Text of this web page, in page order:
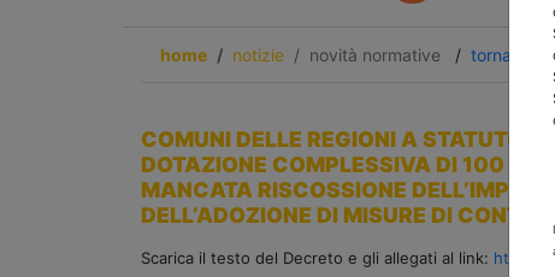
home notizie novità normative / torna
COMUNI DELLE REGIONI A STATUTO
DOTAZIONE COMPLESSIVA DI 100
MANCATA RISCOSSIONE
DELL’ADOZIONE DI MISURE DI
Scarica il testo del Decreto e gli allegati al link: https://